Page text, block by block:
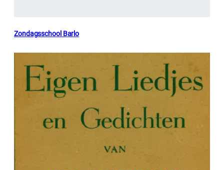
Zondagsschool Barlo